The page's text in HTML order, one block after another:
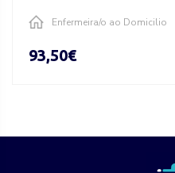
Enfermeira/o ao Domicilio
93,50€